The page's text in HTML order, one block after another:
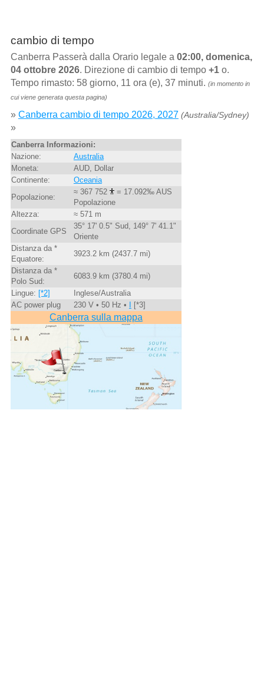
cambio di tempo
Canberra Passerà dalla Orario legale a 02:00, domenica,
04 ottobre 2026. Direzione di cambio di tempo +1o.
Tempo rimasto: 58 giorno, 11 ora (e), 37 minuti. (in momento in
cui viene generata questa pagina)
» Canberra cambio di tempo 2026, 2027 (Australia/Sydney)
»
Canberra Informazioni:
Nazione:
Australia
Moneta:
AUD, Dollar
Continente:
Oceania
Popolazione:
≈ 367 752
= 17.092‰ AUS
Popolazione
Altezza:
≈ 571 m
Coordinate GPS
35° 17' 0.5" Sud, 149° 7' 41.1"
Oriente
Distanza da *
Equatore:
3923.2 km (2437.7 mi)
Distanza da *
Polo Sud:
6083.9 km (3780.4 mi)
Lingue: [*2]
Inglese/Australia
AC power plug
230 V • 50 Hz • [*3]
Canberra sulla mappa